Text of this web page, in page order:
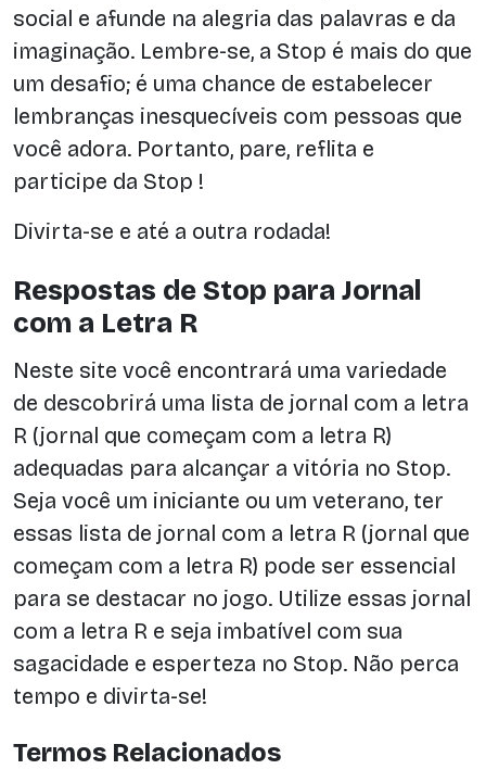
social e afunde na alegria das palavras e da
imaginação. Lembre-se, a Stop é mais do que
um desafio; é uma chance de estabelecer
lembranças inesquecíveis com pessoas que
você adora. Portanto, pare, reflita e
participe da Stop !
Divirta-se e até a outra rodada!
Respostas de Stop para Jornal
com a Letra R
Neste site você encontrará uma variedade
de descobrirá uma lista de jornal com a letra
R (jornal que começam com a letra R)
adequadas para alcançar a vitória no Stop.
Seja você um iniciante ou um veterano, ter
essas lista de jornal com a letra R (jornal que
começam com a letra R) pode ser essencial
para se destacar no jogo. Utilize essas jornal
com a letra R e seja imbatível com sua
sagacidade e esperteza no Stop. Não perca
tempo e divirta-se!
Termos Relacionados